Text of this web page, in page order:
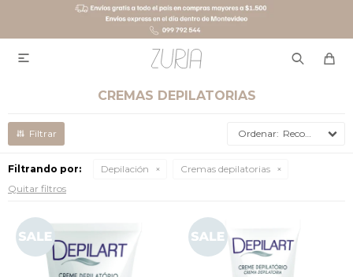

CREMAS DEPILATORIAS
Recomendados
Filtrando por: Depilación
Cremas depilatorias
Quitar filtros